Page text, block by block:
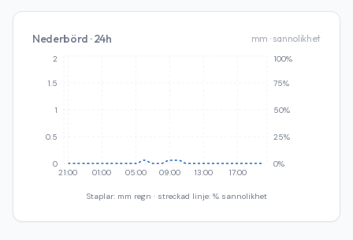
Nederbörd · 24h mm · sannolikhet
21:00 01:00 05:00 09:00 13:00 17:00
0
0.5
1
1.5
2
0%
25%
50%
75%
100%
Staplar: mm regn · streckad linje: % sannolikhet